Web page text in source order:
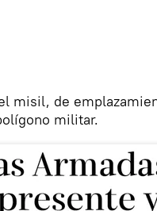
misil, de
militar.